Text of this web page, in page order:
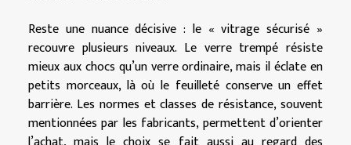
Reste une nuance décisive : le « vitrage sécurisé »
recouvre plusieurs niveaux. Le verre trempé résiste
mieux aux chocs qu’un verre ordinaire, mais il éclate en
petits morceaux, là où le feuilleté conserve un effet
barrière. Les normes et classes de résistance, souvent
mentionnées par les fabricants, permettent d’orienter